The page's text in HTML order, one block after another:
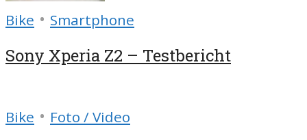
Bike • Smartphone
Sony Xperia Z2 – Testbericht
Bike • Foto / Video